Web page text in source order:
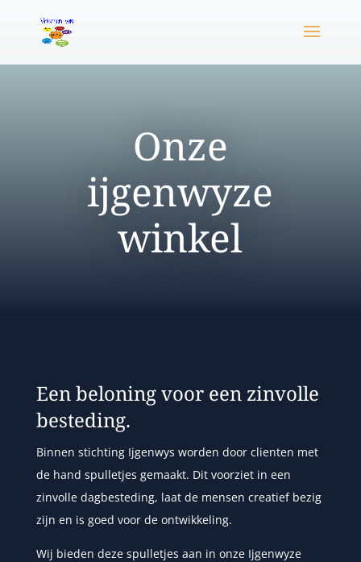
Onze
ijgenwyze
winkel
Een beloning voor een zinvolle
besteding.
Binnen stichting Ijgenwys worden door clienten met
de hand spulletjes gemaakt. Dit voorziet in een
zinvolle dagbesteding, laat de mensen creatief bezig
zijn en is goed voor de ontwikkeling.
Wij bieden deze spulletjes aan in onze Ijgenwyze